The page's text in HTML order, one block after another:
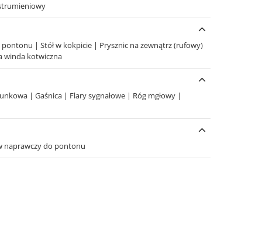
pontonu | Stół w kokpicie | Prysznic na zewnątrz (rufowy)
winda kotwiczna
| Gaśnica | Flary sygnałowe | Róg mgłowy |
naprawczy do pontonu